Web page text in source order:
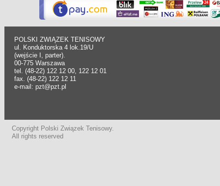
POLSKI ZWIĄZEK TENISOWY
ul. Konduktorska 4 lok.19/U
(wejście I, parter).
00-775 Warszawa
tel. (48-22) 122 12 00, 122 12 01
fax. (48-22) 122 12 11
e-mail: pzt@pzt.pl
Copyright Polski Związek Tenisowy.
All rights reserved